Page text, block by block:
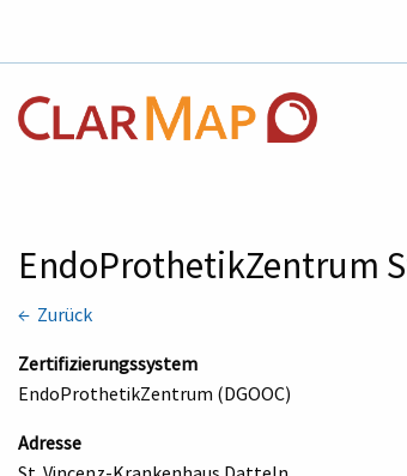
EndoProthetikZentrum
← Zurück
Zertifizierungssystem
EndoProthetikZentrum (DGOOC)
Adresse